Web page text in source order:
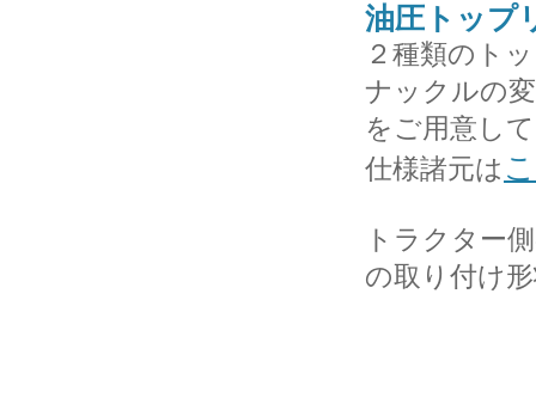
油圧トップ
２種類のト
ナックルの
をご用意し
仕様諸元は
トラクター
の取り付け